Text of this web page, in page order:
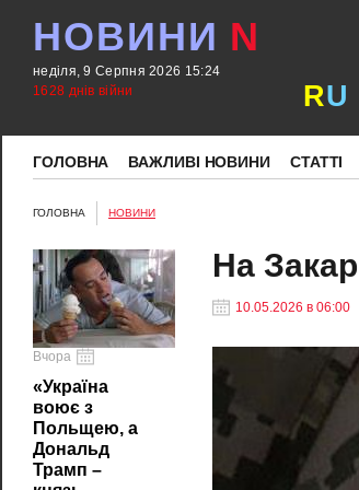
НОВИНИ N
неділя, 9 Серпня 2026 15:24
1628 днів війни
RU
ГОЛОВНА ВАЖЛИВІ НОВИНИ СТАТТІ
ГОЛОВНА НОВИНИ
Вчора
«Україна
воює з
Польщею, а
Дональд
Трамп –
На
10.05.2026 в 06:00